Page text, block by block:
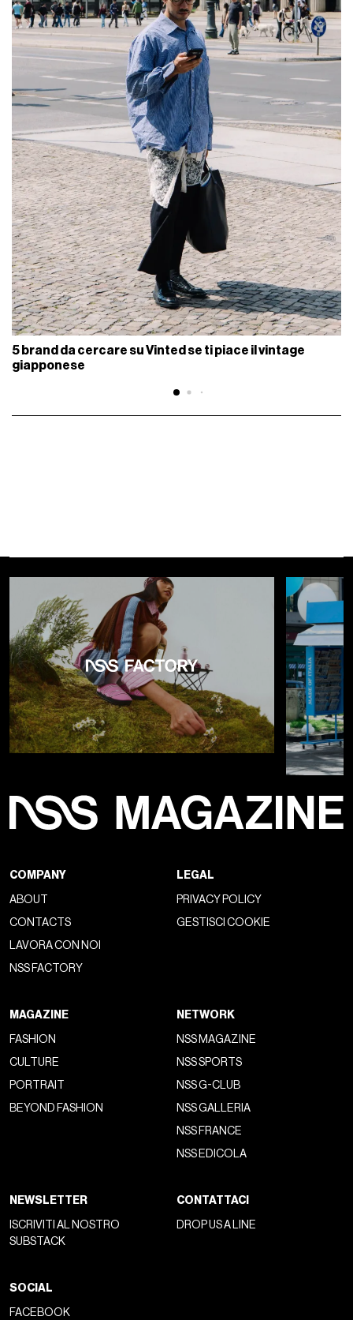
5 brand da cercare su Vinted se ti piace il vintage
giapponese
COMPANY
ABOUT
CONTACTS
LAVORA CON NOI
NSS FACTORY
LEGAL
PRIVACY POLICY
GESTISCI COOKIE
MAGAZINE
FASHION
CULTURE
PORTRAIT
BEYOND FASHION
NETWORK
NSS MAGAZINE
NSS SPORTS
NSS G-CLUB
NSS GALLERIA
NSS FRANCE
NSS EDICOLA
NEWSLETTER
ISCRIVITI AL NOSTRO
SUBSTACK
CONTATTACI
DROP US A LINE
SOCIAL
FACEBOOK